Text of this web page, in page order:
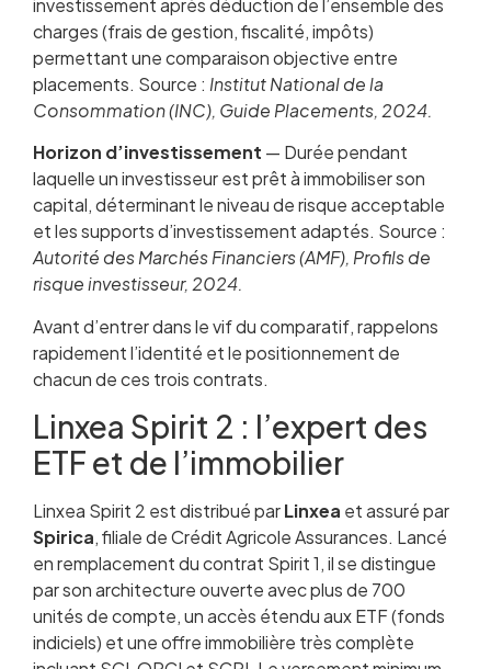
investissement après déduction de l’ensemble des
charges (frais de gestion, fiscalité, impôts)
permettant une comparaison objective entre
placements. Source : Institut National de la
Consommation (INC), Guide Placements, 2024.
Horizon d’investissement — Durée pendant
laquelle un investisseur est prêt à immobiliser son
capital, déterminant le niveau de risque acceptable
et les supports d’investissement adaptés. Source :
Autorité des Marchés Financiers (AMF), Profils de
risque investisseur, 2024.
Avant d’entrer dans le vif du comparatif, rappelons
rapidement l’identité et le positionnement de
chacun de ces trois contrats.
Linxea Spirit 2 : l’expert des
ETF et de l’immobilier
Linxea Spirit 2 est distribué parLinxea et assuré par
Spirica, filiale de Crédit Agricole Assurances. Lancé
en remplacement du contrat Spirit 1, il se distingue
par son architecture ouverte avec plus de 700
unités de compte, un accès étendu aux ETF (fonds
indiciels) et une offre immobilière très complète